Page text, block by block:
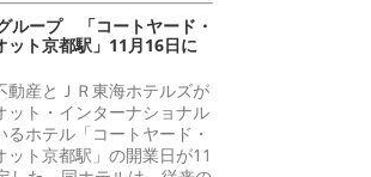
ループ 「コートヤード・
ット京都駅」11月16日に
産とＪＲ東海ホテルズが
ット・インターナショナル
るホテル「コートヤード・
ット京都駅」の開業日が11